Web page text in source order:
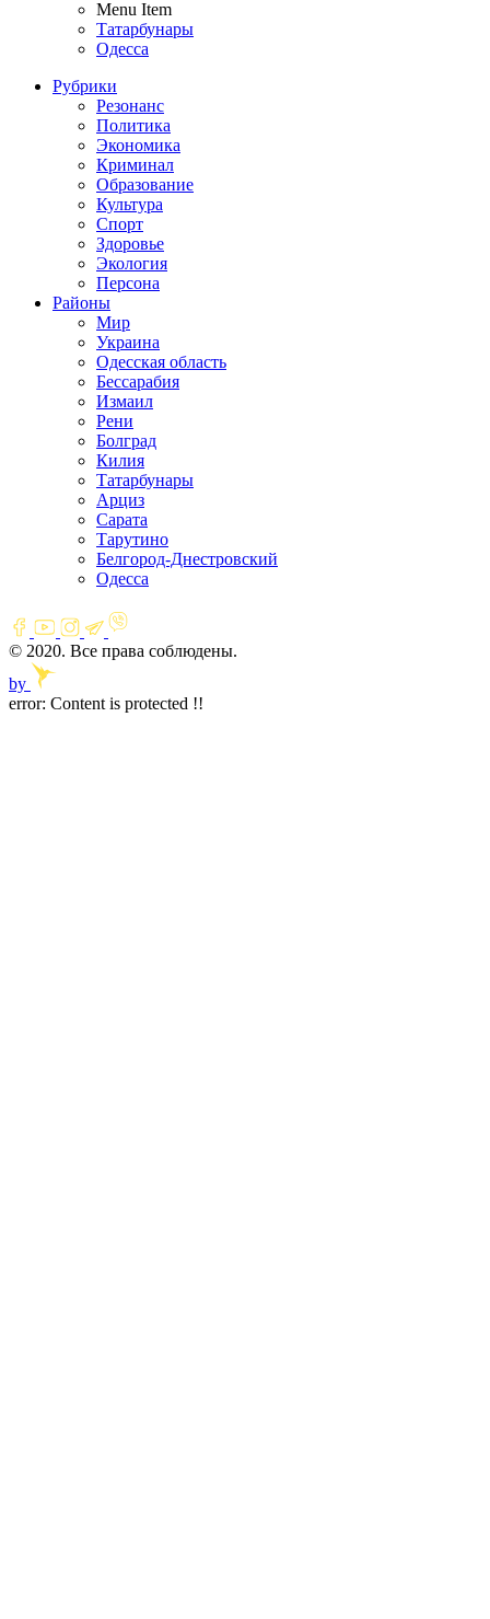
Menu Item
Татарбунары
Одесса
Рубрики
Резонанс
Политика
Экономика
Криминал
Образование
Культура
Спорт
Здоровье
Экология
Персона
Районы
Мир
Украина
Одесская область
Бессарабия
Измаил
Рени
Болград
Килия
Татарбунары
Арциз
Сарата
Тарутино
Белгород-Днестровский
Одесса
© 2020. Все права соблюдены.
by
error: Content is protected !!